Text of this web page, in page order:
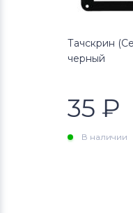
Тачскрин
черный
35 ₽
В наличии